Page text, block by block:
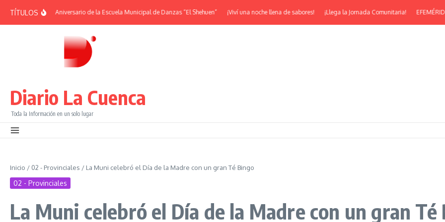
TÍTULOS
| 38° Aniversario de la Escuela Municipal de Danzas “El Shehuen” ¡Viví una noche llena de sabores! ¡Llega la Jornada Comunitaria! EFEMÉRIDES |
Diario La Cuenca
Toda la Información en un solo lugar
Inicio / 02 - Provinciales / La Muni celebró el Día de la Madre con un gran Té Bingo
02 - Provinciales
La Muni celebró el Día de la Madre con un gran Té